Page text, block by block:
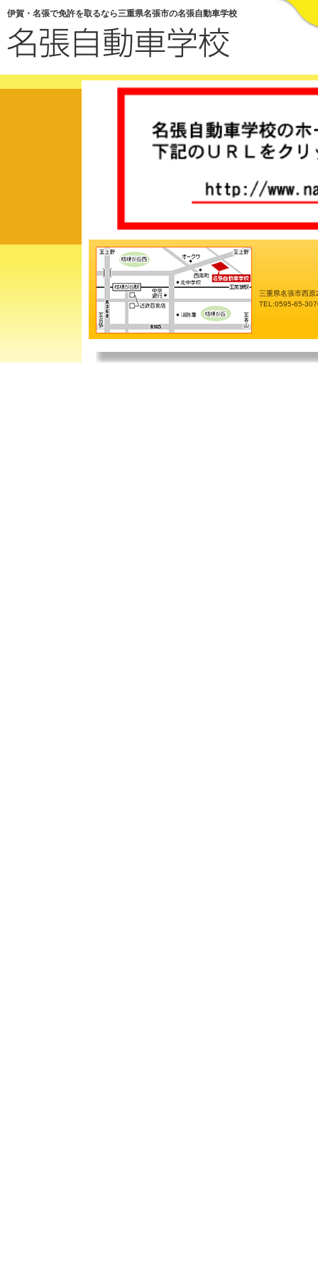
伊賀・名張で免許を取るなら三重県名張市の名張自動車学校
三重県名張市西
TEL:0595-65-